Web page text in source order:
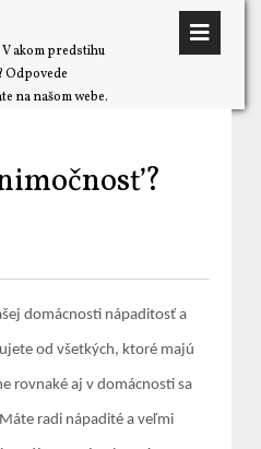
akom predstihu
Odpovede
na našom webe.
domácnosti nápaditosť a
od všetkých, ktoré majú
rovnaké aj v domácnosti sa
radi nápadité a veľmi